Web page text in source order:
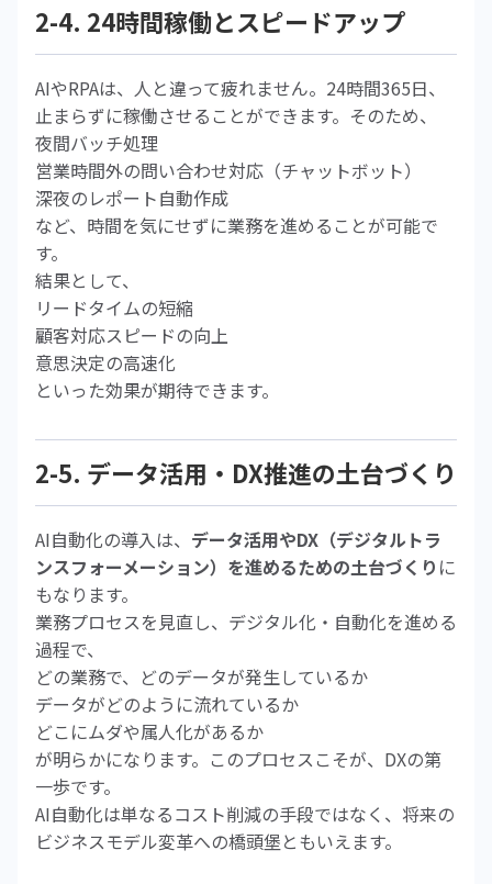
2-4. 24時間稼働とスピードアップ
AIやRPAは、人と違って疲れません。24時間365日、
止まらずに稼働させることができます。そのため、
夜間バッチ処理
営業時間外の問い合わせ対応（チャットボット）
深夜のレポート自動作成
など、時間を気にせずに業務を進めることが可能で
す。
結果として、
リードタイムの短縮
顧客対応スピードの向上
意思決定の高速化
といった効果が期待できます。
2-5. データ活用・DX推進の土台づくり
AI自動化の導入は、 データ活用やDX（デジタルトラ
ンスフォーメーション）を進めるための土台づくり に
もなります。
業務プロセスを見直し、デジタル化・自動化を進める
過程で、
どの業務で、どのデータが発生しているか
データがどのように流れているか
どこにムダや属人化があるか
が明らかになります。このプロセスこそが、DXの第
一歩です。
AI自動化は単なるコスト削減の手段ではなく、将来の
ビジネスモデル変革への橋頭堡ともいえます。